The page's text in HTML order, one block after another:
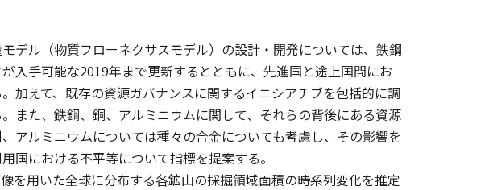
デル（物質フローネクサスモデル）の設計・開発については、鉄鋼
入手可能な2019年まで更新するとともに、先進国と途上国間にお
加えて、既存の資源ガバナンスに関するイニシアチブを包括的に調
また、鉄鋼、銅、アルミニウムに関して、それらの背後にある資源
アルミニウムについては種々の合金についても考慮し、その影響を
国における不平等について指標を提案する。
を用いた全球に分布する各鉱山の採掘領域面積の時系列変化を推定